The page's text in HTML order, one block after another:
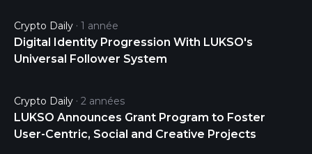
Crypto Daily 1 année
Digital Identity Progression With LUKSO's
Universal Follower System
Crypto Daily 2 années
LUKSO Announces Grant Program to Foster
User-Centric, Social and Creative Projects